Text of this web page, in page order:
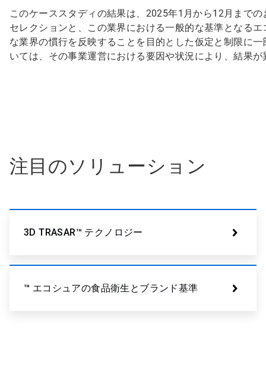
このケーススタディの結果は、2025年1月から12月まで
セレクションと、この業界における一般的な基準となる
な業界の慣行を反映することを目的とした仮定と制限に
いては、その事業運営における要因や状況により、結果
注目のソリューション
3D TRASAR™ テクノロジー
™ エコシュアの食品衛生とブランド基準